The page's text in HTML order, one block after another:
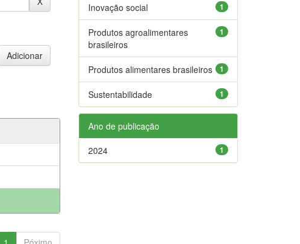
1
Inovação social
1
Produtos agroalimentares
brasileiros
1
Produtos alimentares brasileiros
1
Sustentabilidade
Ano de publicação
1
2024